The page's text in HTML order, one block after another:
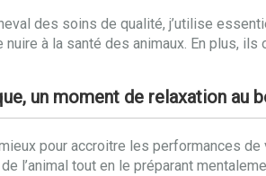
des soins de qualité, j’utilise
à la santé des animaux. En plus,
un moment de relaxation au
pour accroitre les performances
l’animal tout en le préparant